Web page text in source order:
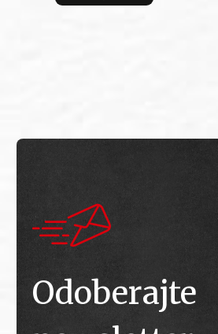
Odoberajte